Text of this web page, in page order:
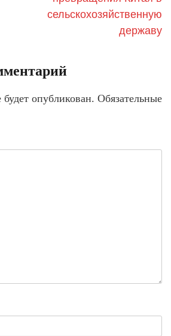
сельскохозяйственную
державу
опубликован. Обязательные